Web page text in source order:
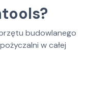
budowlanego
w całej